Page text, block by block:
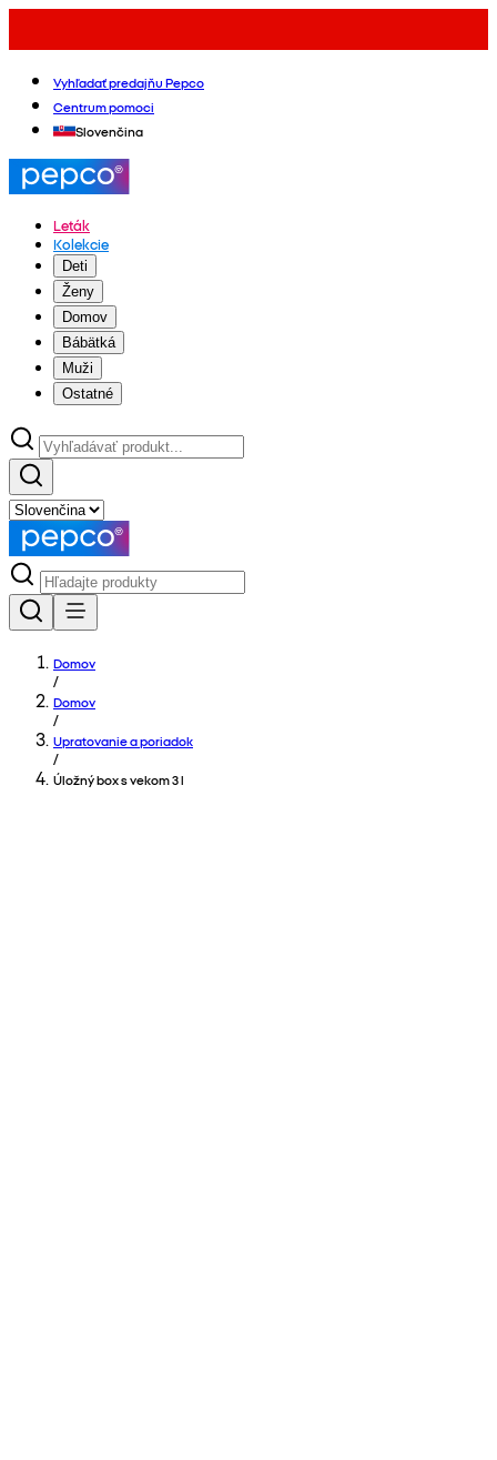
Vyhľadať predajňu Pepco
Centrum pomoci
Slovenčina
Leták
Kolekcie
Deti
Ženy
Domov
Bábätká
Muži
Ostatné
Domov
/
Domov
/
Upratovanie a poriadok
/
Úložný box s vekom 3 l